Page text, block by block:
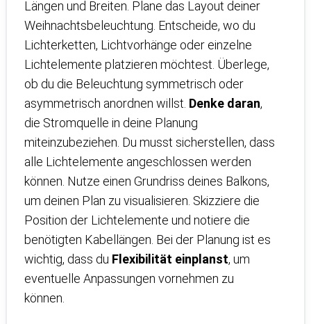
Längen und Breiten. Plane das Layout deiner
Weihnachtsbeleuchtung. Entscheide, wo du
Lichterketten, Lichtvorhänge oder einzelne
Lichtelemente platzieren möchtest. Überlege,
ob du die Beleuchtung symmetrisch oder
asymmetrisch anordnen willst. Denke daran,
die Stromquelle in deine Planung
miteinzubeziehen. Du musst sicherstellen, dass
alle Lichtelemente angeschlossen werden
können. Nutze einen Grundriss deines Balkons,
um deinen Plan zu visualisieren. Skizziere die
Position der Lichtelemente und notiere die
benötigten Kabellängen. Bei der Planung ist es
wichtig, dass du Flexibilität einplanst, um
eventuelle Anpassungen vornehmen zu
können.